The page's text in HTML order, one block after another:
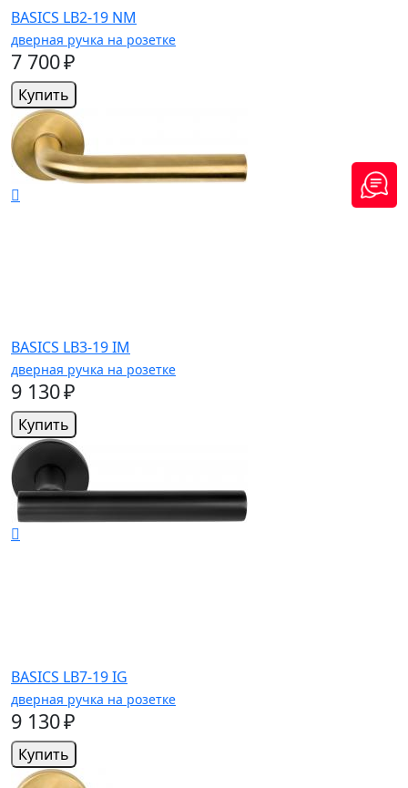
BASICS LB2-19 NM
дверная ручка на розетке
7 700 ₽
Купить
BASICS LB3-19 IM
дверная ручка на розетке
9 130 ₽
Купить
BASICS LB7-19 IG
дверная ручка на розетке
9 130 ₽
Купить